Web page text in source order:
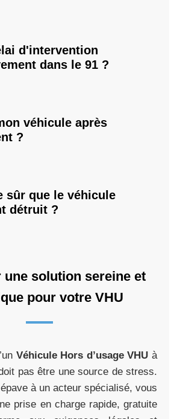
d'intervention
dans le 91 ?
véhicule après
?
sûr que le véhicule
détruit ?
une solution sereine et
pour votre VHU
Véhicule Hors d’usage VHU à
pas être une source de stress.
à un acteur spécialisé, vous
prise en charge rapide, gratuite